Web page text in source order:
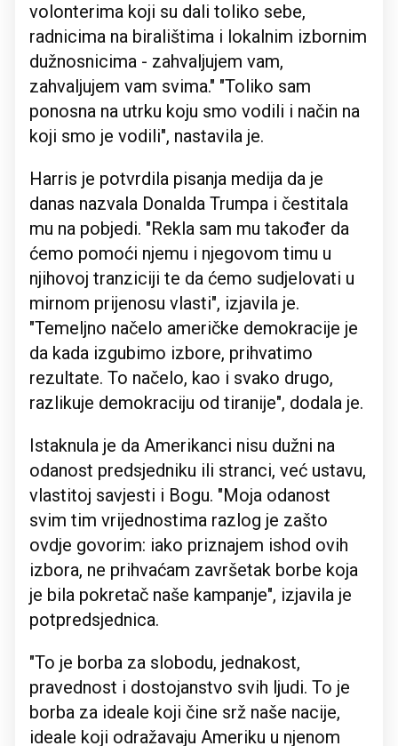
volonterima koji su dali toliko sebe,
radnicima na biralištima i lokalnim izbornim
dužnosnicima - zahvaljujem vam,
zahvaljujem vam svima." "Toliko sam
ponosna na utrku koju smo vodili i način na
koji smo je vodili", nastavila je.
Harris je potvrdila pisanja medija da je
danas nazvala Donalda Trumpa i čestitala
mu na pobjedi. "Rekla sam mu također da
ćemo pomoći njemu i njegovom timu u
njihovoj tranziciji te da ćemo sudjelovati u
mirnom prijenosu vlasti", izjavila je.
"Temeljno načelo američke demokracije je
da kada izgubimo izbore, prihvatimo
rezultate. To načelo, kao i svako drugo,
razlikuje demokraciju od tiranije", dodala je.
Istaknula je da Amerikanci nisu dužni na
odanost predsjedniku ili stranci, već ustavu,
vlastitoj savjesti i Bogu. "Moja odanost
svim tim vrijednostima razlog je zašto
ovdje govorim: iako priznajem ishod ovih
izbora, ne prihvaćam završetak borbe koja
je bila pokretač naše kampanje", izjavila je
potpredsjednica.
"To je borba za slobodu, jednakost,
pravednost i dostojanstvo svih ljudi. To je
borba za ideale koji čine srž naše nacije,
ideale koji odražavaju Ameriku u njenom